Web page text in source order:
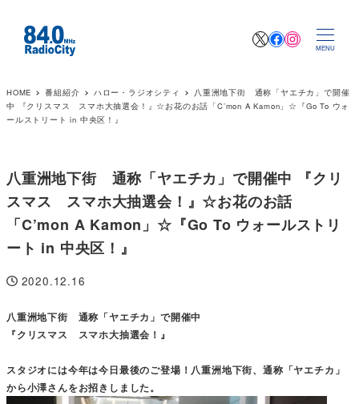
XFacebook
MENU
HOME 番組紹介 ハロー・ラジオシティ
八重洲地下街 通称「ヤエチカ」で開催
中 『クリスマス スマホ大抽選会！』☆お花のお話「C’mon A Kamon」☆『Go To ウォ
ールストリート in 中央区！』
八重洲地下街 通称「ヤエチカ」で開催中 『クリ
スマス スマホ大抽選会！』☆お花のお話
「C’mon A Kamon」☆『Go To ウォールストリ
ート in 中央区！』
投稿日
2020.12.16
八重洲地下街 通称「ヤエチカ」で開催中
『クリスマス スマホ大抽選会！』
スタジオには今年は今日最後のご登場！八重洲地下街、通称「ヤエチカ」
から小澤さんをお招きしました。